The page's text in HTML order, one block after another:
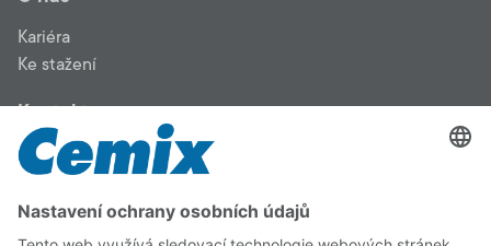
Kariéra
Ke stažení
Kontakt
LB Cemix, s.r.o. - výrobní závod Kotouč ve Štramberku –
jsme předním výrobcem vápenných produktů pro průmysl a